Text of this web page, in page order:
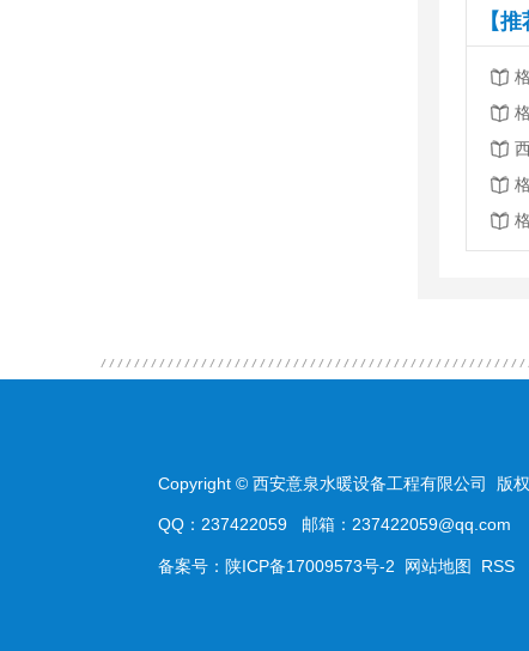
【
Copyright © 西安意泉水暖设备工程有限公司
QQ：237422059 邮箱：237422059@qq.com
备案号： 陕ICP备17009573号-2 网站地图 RSS